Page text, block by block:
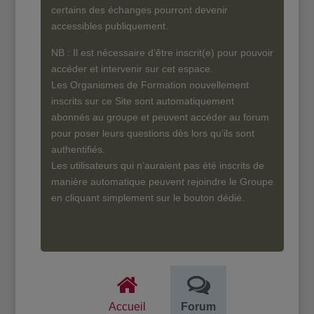
certains des échanges pourront devenir
accessibles publiquement.
NB : Il est nécessaire d’être inscrit(e) pour pouvoir
accéder et intervenir sur cet espace.
Les Organismes de Formation nouvellement
inscrits sur ce Site sont automatiquement
abonnés au groupe et peuvent accéder au forum
pour poser leurs questions dès lors qu’ils sont
authentifiés.
Les utilisateurs qui n’auraient pas été inscrits de
manière automatique peuvent rejoindre le Groupe
en cliquant simplement sur le bouton dédié.
Accueil Forum